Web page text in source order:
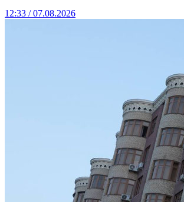
12:33 / 07.08.2026